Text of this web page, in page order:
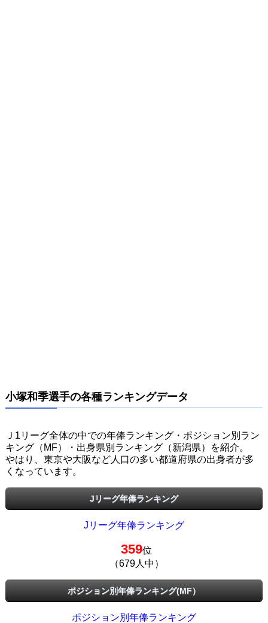
小塚和季選手の各種ランキングデータ
Ｊ1リーグ全体の中での年俸ランキング・ポジション別ラン
キング（MF）・出身県別ランキング（新潟県）を紹介。
やはり、東京や大阪など人口の多い都道府県の出身者が多
くなっています。
Jリーグ年俸ランキング
Jリーグ年俸ランキング
359位
（679人中）
ポジション別年俸ランキング(MF）
ポジション別年俸ランキング